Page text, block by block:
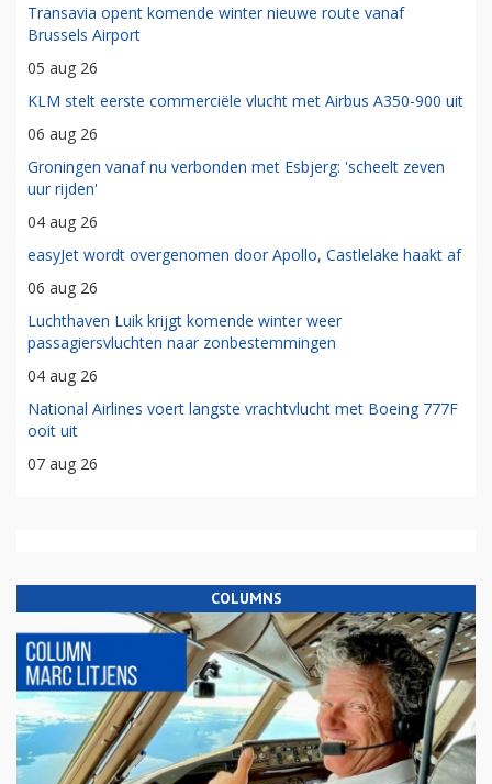
Transavia opent komende winter nieuwe route vanaf
Brussels Airport
05 aug 26
KLM stelt eerste commerciële vlucht met Airbus A350-900 uit
06 aug 26
Groningen vanaf nu verbonden met Esbjerg: 'scheelt zeven
uur rijden'
04 aug 26
easyJet wordt overgenomen door Apollo, Castlelake haakt af
06 aug 26
Luchthaven Luik krijgt komende winter weer
passagiersvluchten naar zonbestemmingen
04 aug 26
National Airlines voert langste vrachtvlucht met Boeing 777F
ooit uit
07 aug 26
COLUMNS